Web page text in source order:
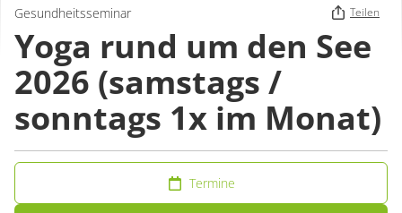
Gesundheitsseminar Teilen
Yoga rund um den See
2026 (samstags /
sonntags 1x im Monat)
Termine